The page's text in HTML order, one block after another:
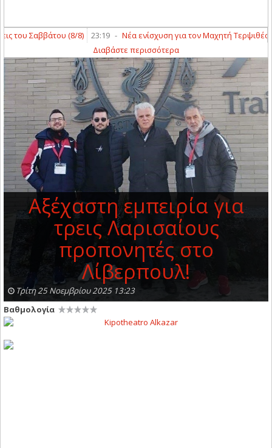
(8/8) 23:19 -
Νέα ενίσχυση για τον Μαχητή Τερψιθέας με
Διαβάστε περισσότερα
Αξέχαστη εμπειρία για
τρεις Λαρισαίους
προπονητές στο
Λίβερπουλ!
Τρίτη 25 Νοεμβρίου 2025 13:23
Βαθμολογία